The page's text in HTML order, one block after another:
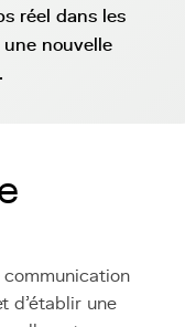
réel dans les
nouvelle
d'établir une